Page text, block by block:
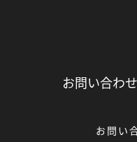
お問い合わ
お問い